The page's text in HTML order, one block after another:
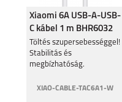
Xiaomi 6A USB-A-USB-
C kábel 1 m BHR6032
Töltés szupersebességgel!
Stabilitás és
megbízhatóság.
XIAO-CABLE-TAC6A1-W